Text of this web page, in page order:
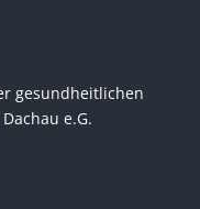
gesundheitlichen
e.G.